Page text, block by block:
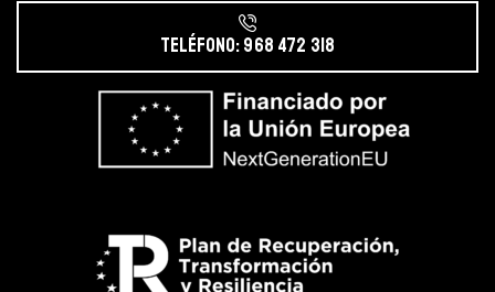
Teléfono: 968 472 318